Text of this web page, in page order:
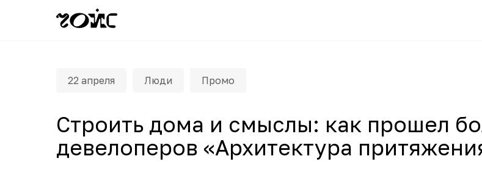
22 апреля Люди Промо
Строить дома и смыслы: как прошел
девелоперов «Архитектура